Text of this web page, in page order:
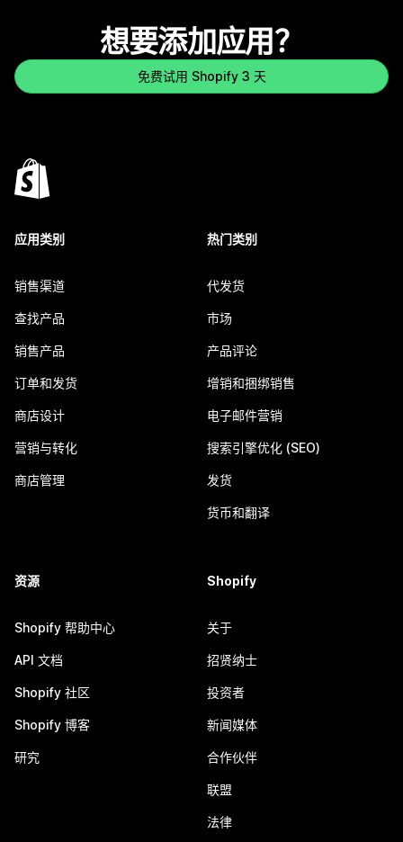
想要添加应用？
免费试用 Shopify 3 天
应用类别
销售渠道
查找产品
销售产品
订单和发货
商店设计
营销与转化
商店管理
热门类别
代发货
市场
产品评论
增销和捆绑销售
电子邮件营销
搜索引擎优化 (SEO)
发货
货币和翻译
资源
Shopify 帮助中心
API 文档
Shopify 社区
Shopify 博客
研究
Shopify
关于
招贤纳士
投资者
新闻媒体
合作伙伴
联盟
法律